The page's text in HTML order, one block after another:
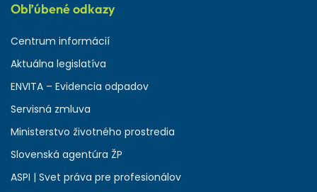
Obľúbené odkazy
Centrum informácií
Aktuálna legislatíva
ENVITA – Evidencia odpadov
Servisná zmluva
Ministerstvo životného prostredia
Slovenská agentúra ŽP
ASPI | Svet práva pre profesionálov